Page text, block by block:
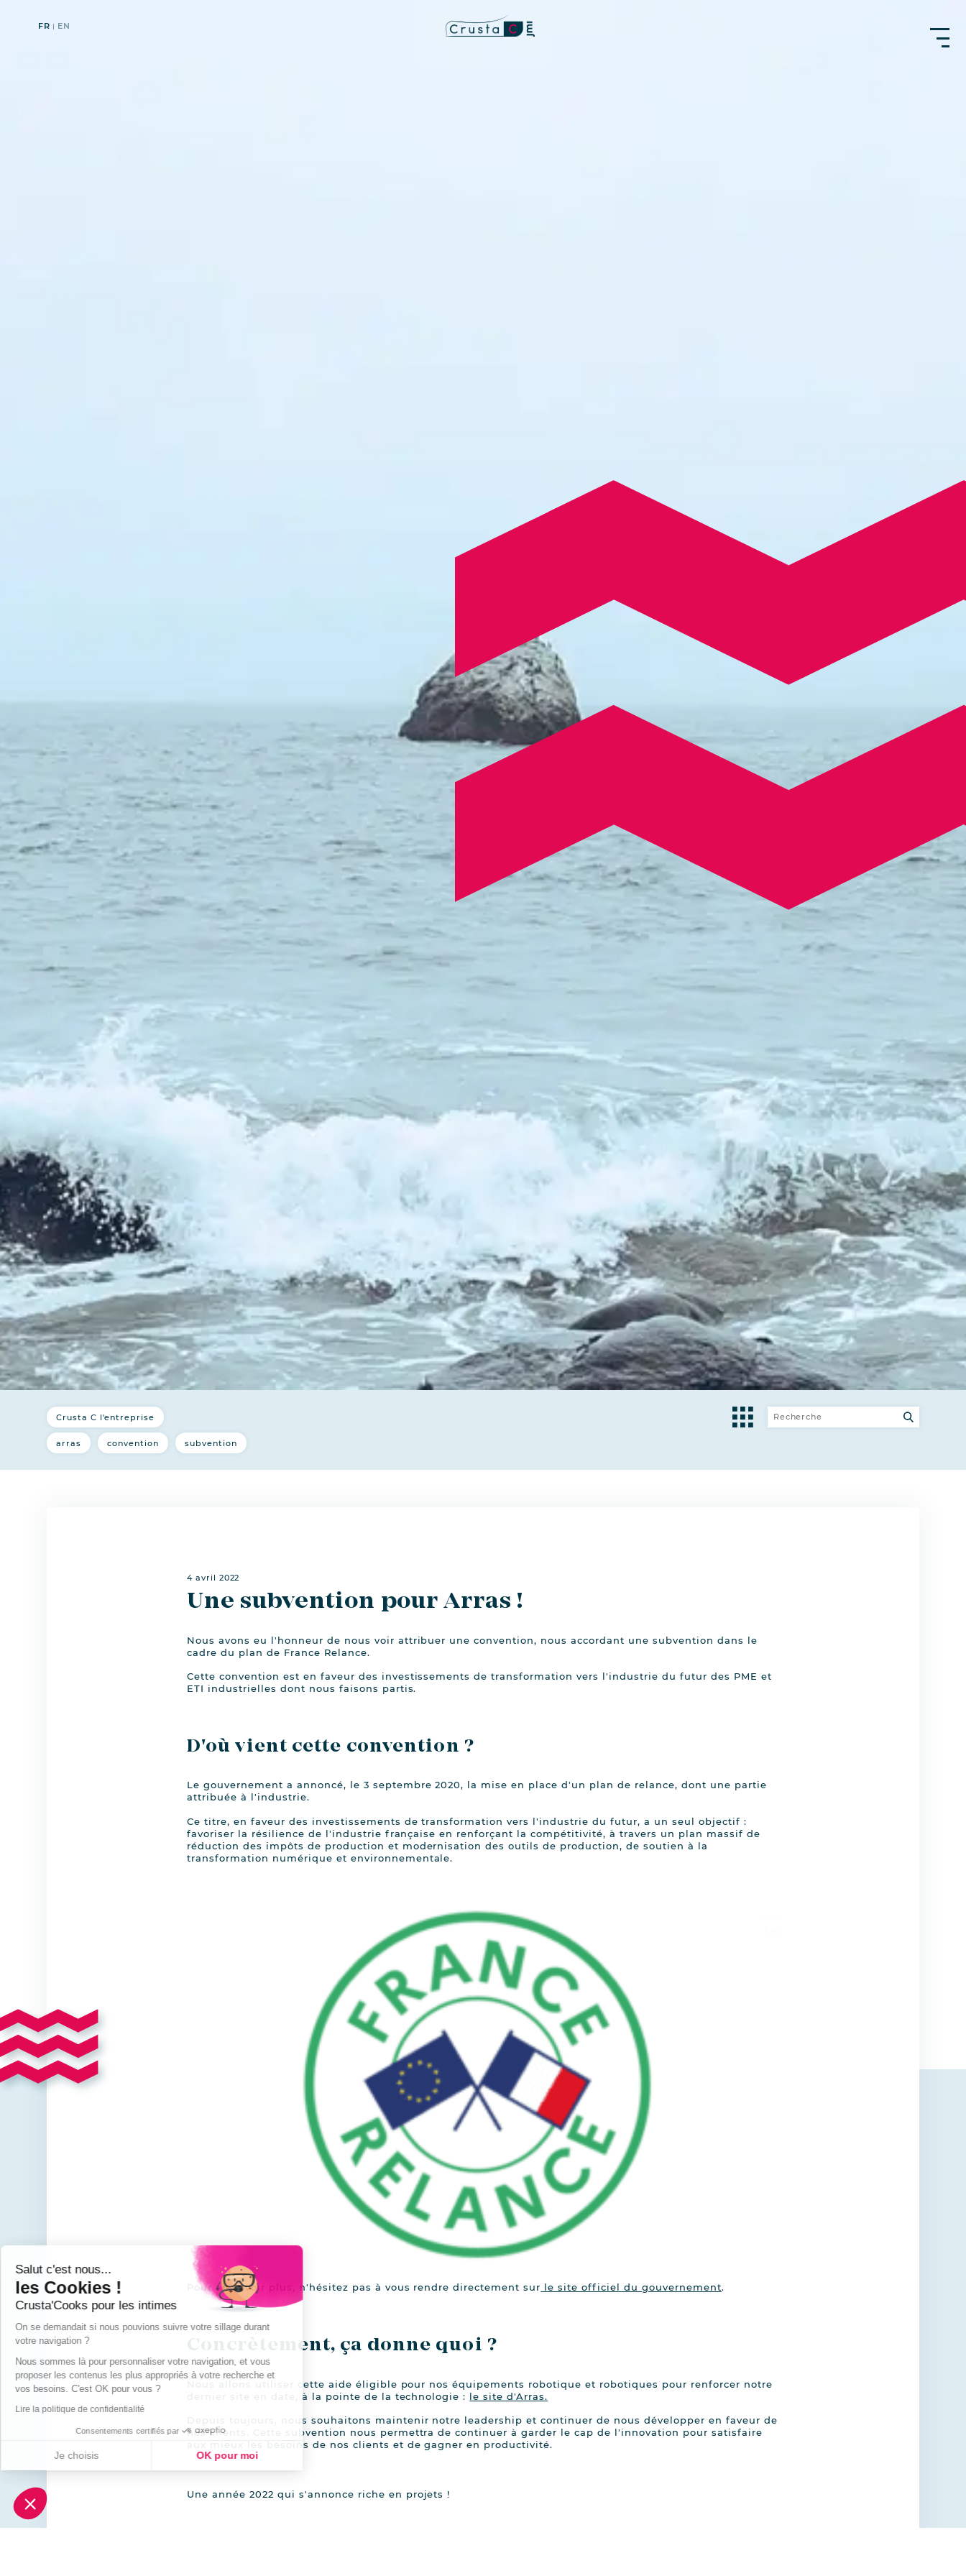
FR EN
Crusta C l'entreprise
arras convention subvention
4 avril 2022
Une subvention pour Arras !
Nous avons eu l'honneur de nous voir attribuer une convention, nous accordant une subvention dans le
cadre du plan de France Relance.
Cette convention est en faveur des investissements de transformation vers l'industrie du futur des PME et
ETI industrielles dont nous faisons partis.
D'où vient cette convention ?
Le gouvernement a annoncé, le 3 septembre 2020, la mise en place d'un plan de relance, dont une partie
attribuée à l'industrie.
Ce titre, en faveur des investissements de transformation vers l'industrie du futur, a un seul objectif :
favoriser la résilience de l'industrie française en renforçant la compétitivité, à travers un plan massif de
réduction des impôts de production et modernisation des outils de production, de soutien à la
transformation numérique et environnementale.
Pour en savoir plus, n'hésitez pas à vous rendre directement sur le site officiel du gouvernement.
Concrètement, ça donne quoi ?
Nous allons utiliser cette aide éligible pour nos équipements robotique et robotiques pour renforcer notre
dernier site en date, à la pointe de la technologie : le site d'Arras.
Depuis toujours, nous souhaitons maintenir notre leadership et continuer de nous développer en faveur de
nos clients. Cette subvention nous permettra de continuer à garder le cap de l'innovation pour satisfaire
aux mieux les besoins de nos clients et de gagner en productivité.
Une année 2022 qui s'annonce riche en projets !
Salut c'est nous...
les Cookies !
Crusta'Cooks pour les intimes
On se demandait si nous pouvions suivre votre sillage durant
votre navigation ?
Nous sommes là pour personnaliser votre navigation, et vous
proposer les contenus les plus appropriés à votre recherche et
vos besoins. C'est OK pour vous ?
Lire la politique de confidentialité
Consentements certifiés par
Je choisis OK pour moi
Notre plateforme vous permet d'adapter et de gérer vos paramètres de confidentialité, en garantissant la conformité avec les réglementations. Personnalisez vos préférences pour contrôler la manière dont vos informations sont